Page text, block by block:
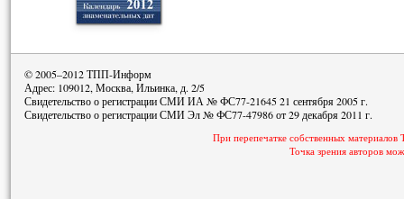
© 2005–2012 ТПП-Информ
Адрес: 109012, Москва, Ильинка, д. 2/5
Свидетельство о регистрации СМИ ИА № ФС77-21645 21 сентября 2005 г.
Свидетельство о регистрации СМИ Эл № ФС77-47986 от 29 декабря 2011 г.
При перепечатке собственных
Точка зрения авторов